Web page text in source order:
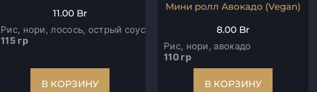
11.00 Br
Рис, нори, лосось, острый соус
115 гр
В КОРЗИНУ
Мини ролл Авокадо (Vegan)
8.00 Br
Рис, нори, авокадо
110 гр
В КОРЗИНУ